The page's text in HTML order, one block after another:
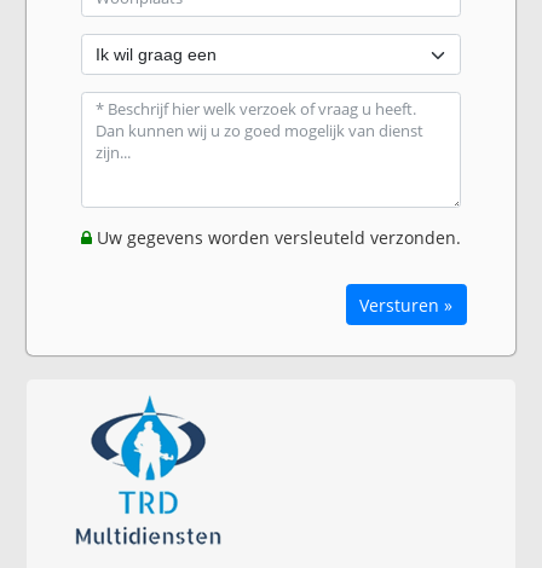
Uw gegevens worden versleuteld verzonden.
Versturen »